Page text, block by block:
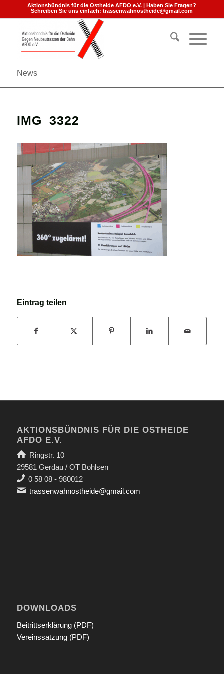
Aktionsbündnis für die Ostheide AFDO e.V. | Haben Sie Fragen?
Schreiben Sie uns einfach: trassenwahnostheide@gmail.com
News
IMG_3322
Eintrag teilen
AKTIONSBÜNDNIS FÜR DIE OSTHEIDE
AFDO E.V.
Ringstr. 10
29581 Gerdau / OT Bohlsen
0 58 08 - 980012
trassenwahnostheide@gmail.com
DOWNLOADS
Beitrittserklärung (PDF)
Vereinssatzung (PDF)